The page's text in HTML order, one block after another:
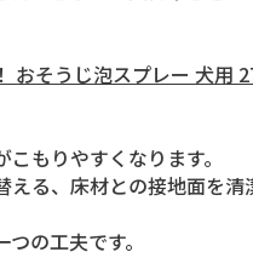
そうじ泡スプレー 犬用
もりやすくなります。
る、床材との接地面を
の工夫です。